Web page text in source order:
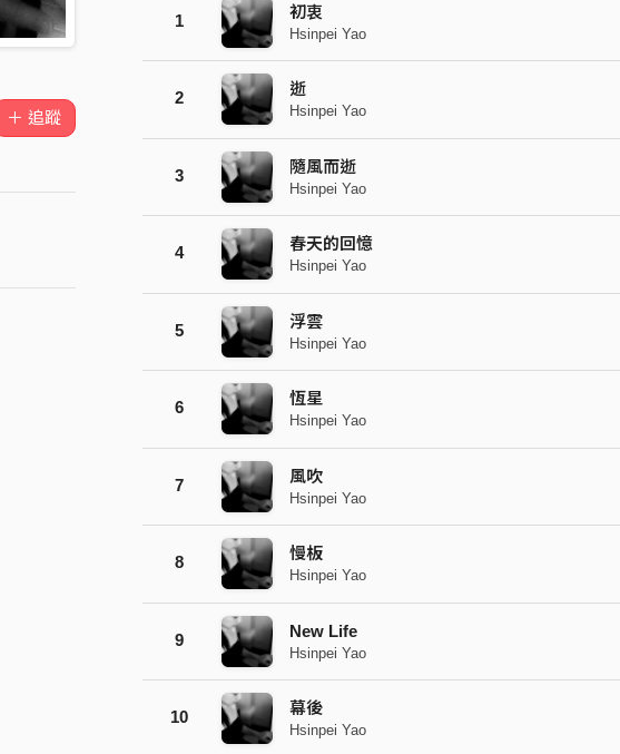
＋ 追蹤
1 初衷
Hsinpei Yao
2 逝
Hsinpei Yao
3 隨風而逝
Hsinpei Yao
4 春天的回憶
Hsinpei Yao
5 浮雲
Hsinpei Yao
6 恆星
Hsinpei Yao
7 風吹
Hsinpei Yao
8 慢板
Hsinpei Yao
9 New Life
Hsinpei Yao
10 幕後
Hsinpei Yao